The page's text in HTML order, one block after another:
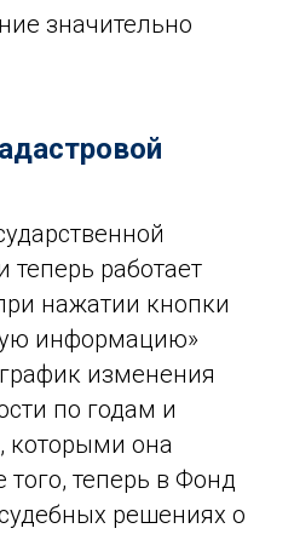
значительно
теперь работает
нажатии кнопки
информацию»
изменения
по годам и
которыми она
теперь в Фонд
решениях о